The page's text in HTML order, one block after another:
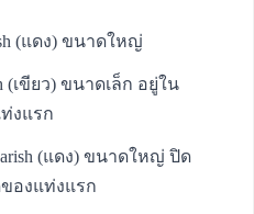
(แดง) ขนาดใหญ่
(เขียว) ขนาดเล็ก อยู่ใน
งแรก
(แดง) ขนาดใหญ่ ปิด
องแท่งแรก